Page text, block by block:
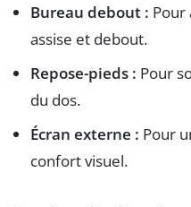
Bureau debout :
assise et debout.
Repose-pieds : Pour
du dos.
Écran externe : Pour
confort visuel.